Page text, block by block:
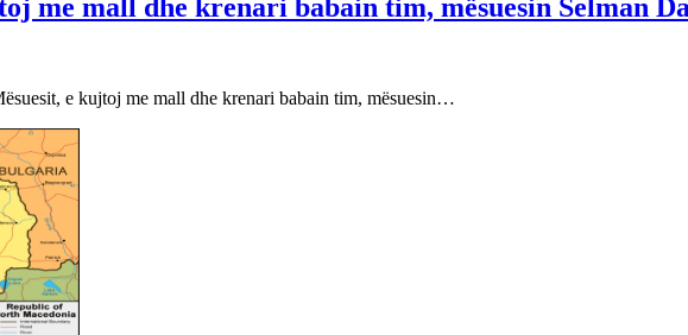
me mall dhe krenari babain tim, mësuesin Selman
e kujtoj me mall dhe krenari babain tim, mësuesin…